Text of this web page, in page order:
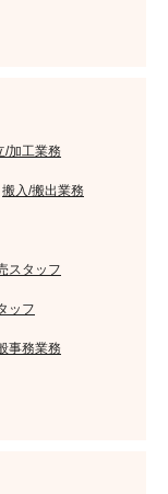
/加工業務
搬入/搬出業務
スタッフ
ッフ
事務業務